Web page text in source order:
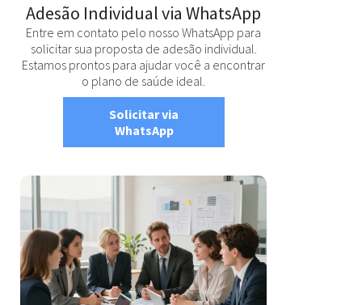
Adesão Individual via WhatsApp
Entre em contato pelo nosso WhatsApp para
solicitar sua proposta de adesão individual.
Estamos prontos para ajudar você a encontrar
o plano de saúde ideal.
Solicitar via
WhatsApp